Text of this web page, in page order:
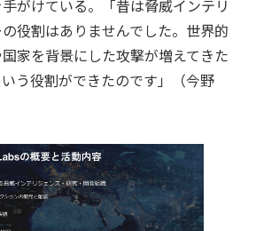
がけている。「昔は脅威インテリ
役割はありませんでした。世界的
家を背景にした攻撃が増えてきた
う役割ができたのです」（今野